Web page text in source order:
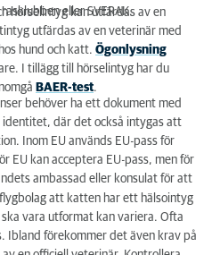
eller SVERAK.
hörselintyg kan utfärdas av en
utfärdas av en veterinär med
hund och katt. Ögonlysning
. I tillägg till hörselintyg har du
BAER-test.
behöver ha ett dokument med
där det också intygas att
Inom EU används EU-pass för
EU kan acceptera EU-pass, men för
ambassad eller konsulat för att
att katten har ett hälsointyg
vara utformat kan variera. Ofta
Ibland förekommer det även krav på